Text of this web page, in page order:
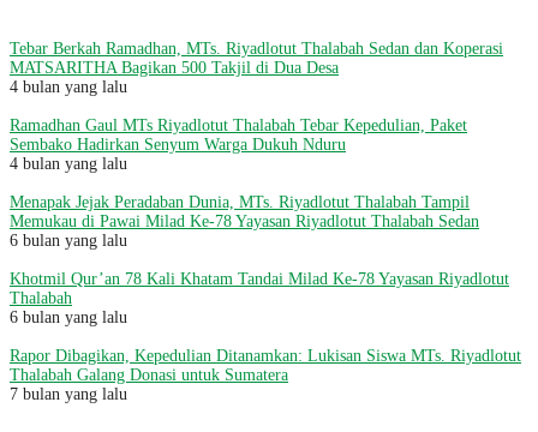
Tebar Berkah Ramadhan, MTs. Riyadlotut Thalabah Sedan dan Koperasi
MATSARITHA Bagikan 500 Takjil di Dua Desa
4 bulan yang lalu
Ramadhan Gaul MTs Riyadlotut Thalabah Tebar Kepedulian, Paket
Sembako Hadirkan Senyum Warga Dukuh Nduru
4 bulan yang lalu
Menapak Jejak Peradaban Dunia, MTs. Riyadlotut Thalabah Tampil
Memukau di Pawai Milad Ke-78 Yayasan Riyadlotut Thalabah Sedan
6 bulan yang lalu
Khotmil Qur’an 78 Kali Khatam Tandai Milad Ke-78 Yayasan Riyadlotut
Thalabah
6 bulan yang lalu
Rapor Dibagikan, Kepedulian Ditanamkan: Lukisan Siswa MTs. Riyadlotut
Thalabah Galang Donasi untuk Sumatera
7 bulan yang lalu